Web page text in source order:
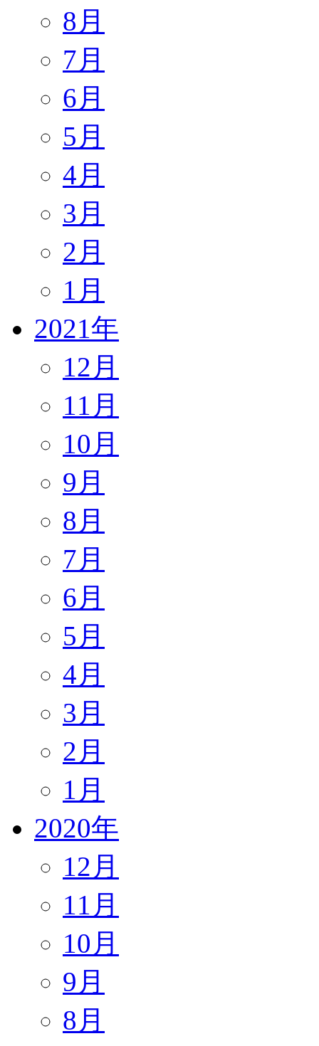
8月
7月
6月
5月
4月
3月
2月
1月
2021年
12月
11月
10月
9月
8月
7月
6月
5月
4月
3月
2月
1月
2020年
12月
11月
10月
9月
8月